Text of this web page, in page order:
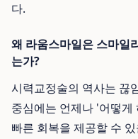
다.
왜 라움스마일은 스마일
는가?
시력교정술의 역사는 끊
중심에는 언제나 '어떻게
빠른 회복을 제공할 수